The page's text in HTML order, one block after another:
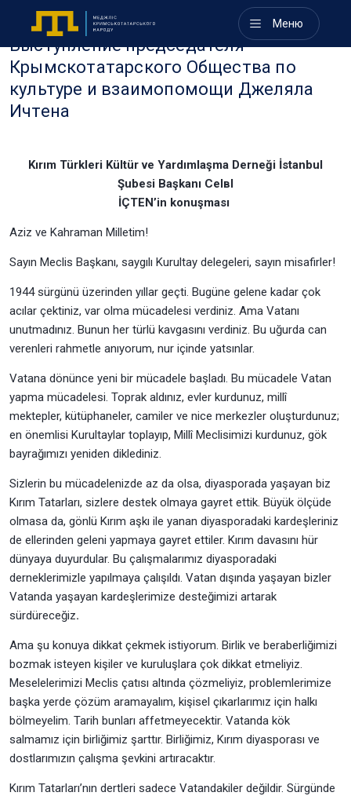
Меню
Выступление председателя
Крымскотатарского Общества по
культуре и взаимопомощи Джеляла
Ичтена
Kırım Türkleri Kültür ve Yardımlaşma Derneği İstanbul
Şubesi Başkanı Celвl
İÇTEN’in konuşması
Aziz ve Kahraman Milletim!
Sayın Meclis Başkanı, saygılı Kurultay delegeleri, sayın misafirler!
1944 sürgünü üzerinden yıllar geçti. Bugüne gelene kadar çok
acılar çektiniz, var olma mücadelesi verdiniz. Ama Vatanı
unutmadınız. Bunun her türlü kavgasını verdiniz. Bu uğurda can
verenleri rahmetle anıyorum, nur içinde yatsınlar.
Vatana dönünce yeni bir mücadele başladı. Bu mücadele Vatan
yapma mücadelesi. Toprak aldınız, evler kurdunuz, millî
mektepler, kütüphaneler, camiler ve nice merkezler oluşturdunuz;
en önemlisi Kurultaylar toplayıp, Millî Meclisimizi kurdunuz, gök
bayrağımızı yeniden diklediniz.
Sizlerin bu mücadelenizde az da olsa, diyasporada yaşayan biz
Kırım Tatarları, sizlere destek olmaya gayret ettik. Büyük ölçüde
olmasa da, gönlü Kırım aşkı ile yanan diyasporadaki kardeşleriniz
de ellerinden geleni yapmaya gayret ettiler. Kırım davasını hür
dünyaya duyurdular. Bu çalışmalarımız diyasporadaki
derneklerimizle yapılmaya çalışıldı. Vatan dışında yaşayan bizler
Vatanda yaşayan kardeşlerimize desteğimizi artarak
sürdüreceğiz.
Ama şu konuya dikkat çekmek istiyorum. Birlik ve beraberliğimizi
bozmak isteyen kişiler ve kuruluşlara çok dikkat etmeliyiz.
Meselelerimizi Meclis çatısı altında çözmeliyiz, problemlerimize
başka yerde çözüm aramayalım, kişisel çıkarlarımız için halkı
bölmeyelim. Tarih bunları affetmeyecektir. Vatanda kök
salmamız için birliğimiz şarttır. Birliğimiz, Kırım diyasporası ve
dostlarımızın çalışma şevkini artıracaktır.
Kırım Tatarları’nın dertleri sadece Vatandakiler değildir. Sürgünde